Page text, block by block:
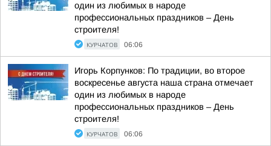
один из любимых в народе
профессиональных праздников – День
строителя!
КУРЧАТОВ 06:06
Игорь Корпунков: По традиции, во второе
воскресенье августа наша страна отмечает
один из любимых в народе
профессиональных праздников – День
строителя!
КУРЧАТОВ 06:06